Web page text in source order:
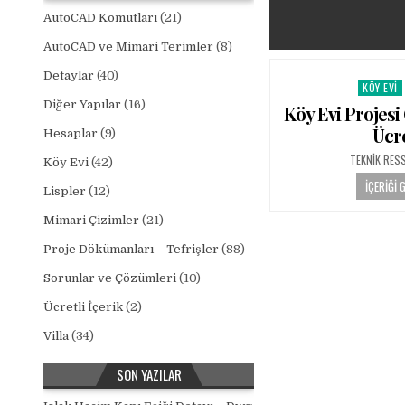
Posted in
KÖY EVI
Köy Evi Projesi
AUTHOR:
TEKNIK
İÇERIĞI
AutoCAD Komutları (21)
AutoCAD ve Mimari Terimler (8)
Detaylar (40)
Diğer Yapılar (16)
Hesaplar (9)
Köy Evi (42)
Lispler (12)
Mimari Çizimler (21)
Proje Dökümanları – Tefrişler (88)
Sorunlar ve Çözümleri (10)
Ücretli İçerik (2)
Villa (34)
SON YAZILAR